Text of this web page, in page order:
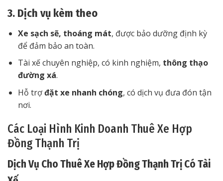
3. Dịch vụ kèm theo
Xe sạch sẽ, thoáng mát, được bảo dưỡng định kỳ
để đảm bảo an toàn.
Tài xế chuyên nghiệp, có kinh nghiệm, thông thạo
đường xá.
Hỗ trợđặt xe nhanh chóng, có dịch vụ đưa đón tận
nơi.
Các Loại Hình Kinh Doanh Thuê Xe Hợp
Đồng Thạnh Trị
Dịch Vụ Cho Thuê Xe Hợp Đồng Thạnh Trị Có Tài